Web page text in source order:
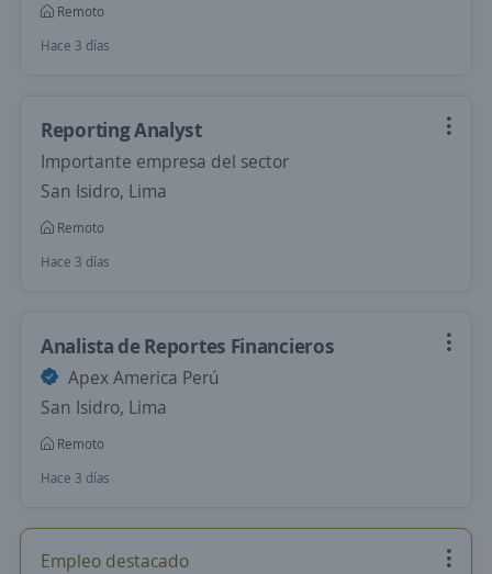
Remoto
Hace 3 días
Reporting Analyst
Importante empresa del sector
San Isidro, Lima
Remoto
Hace 3 días
Analista de Reportes Financieros
Apex America Perú
San Isidro, Lima
Remoto
Hace 3 días
Empleo destacado